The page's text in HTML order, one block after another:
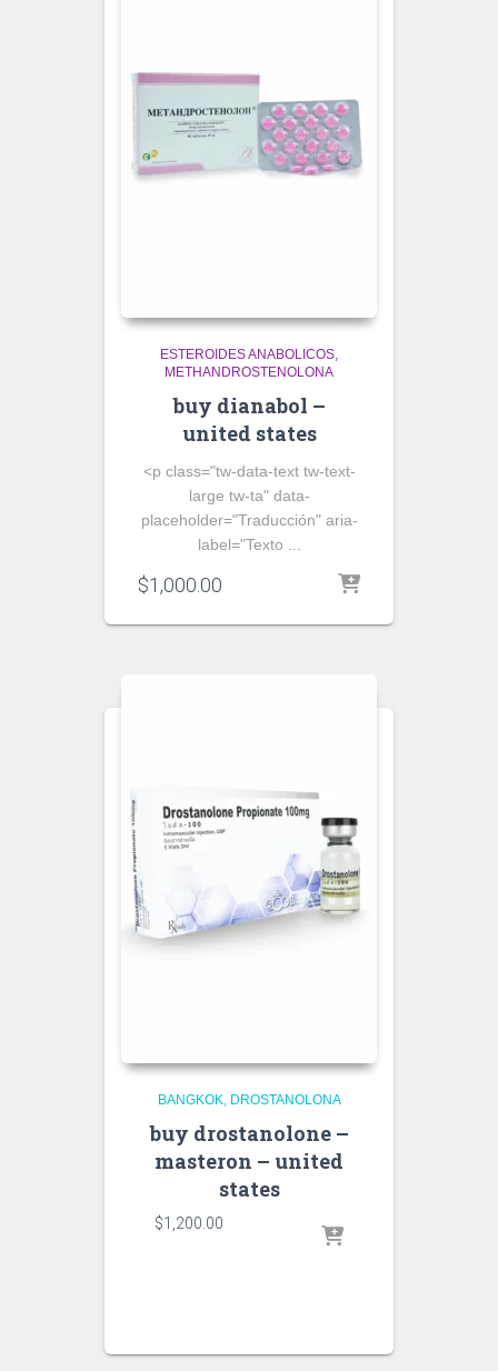
ESTEROIDES ANABOLICOS
METHANDROSTENOLONA
buy dianabol –
united states
<p class="tw-data-text tw-text-
large tw-ta" data-
placeholder="Traducción" aria-
label="Texto ...
$1,000.00
BANGKOK DROSTANOLONA
buy drostanolone –
masteron – united
states
$1,200.00